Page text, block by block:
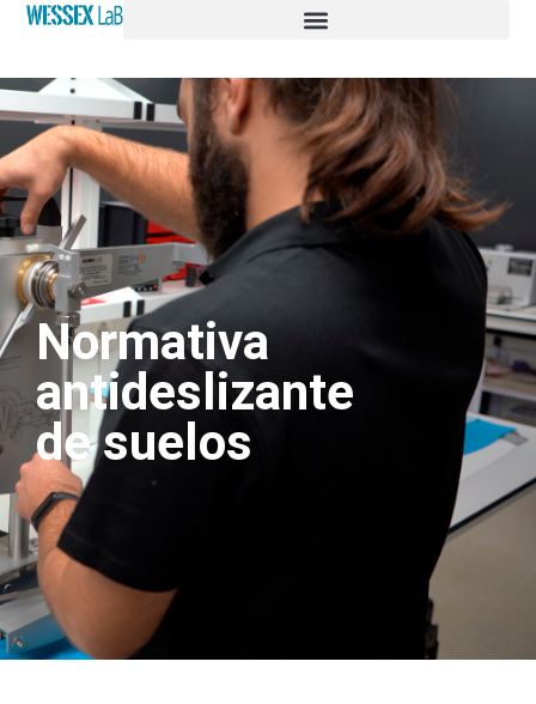
Normativa
antideslizante
de suelos